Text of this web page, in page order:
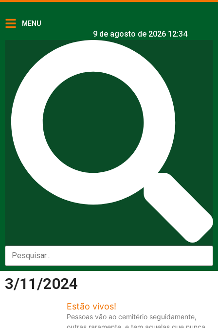
MENU
9 de agosto de 2026 12:34
3/11/2024
Estão vivos!
Pessoas vão ao cemitério seguidamente,